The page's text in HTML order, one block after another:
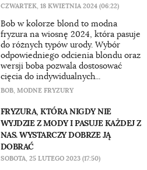
CZWARTEK, 18 KWIETNIA 2024 (06:22)
Bob w kolorze blond to modna
fryzura na wiosnę 2024, która pasuje
do różnych typów urody. Wybór
odpowiedniego odcienia blondu oraz
wersji boba pozwala dostosować
cięcia do indywidualnych...
BOB, MODNE FRYZURY
FRYZURA, KTÓRA NIGDY NIE
WYJDZIE Z MODY I PASUJE KAŻDEJ Z
NAS. WYSTARCZY DOBRZE JĄ
DOBRAĆ
SOBOTA, 25 LUTEGO 2023 (17:50)